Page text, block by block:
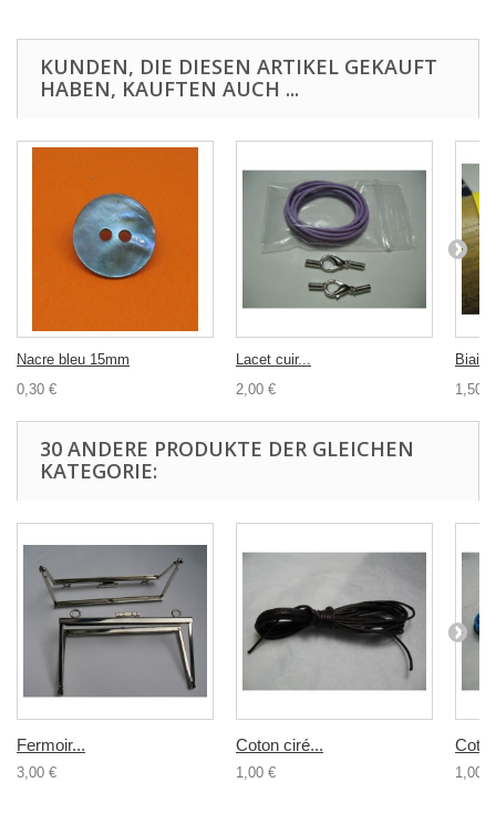
KUNDEN, DIE DIESEN ARTIKEL GEKAUFT
HABEN, KAUFTEN AUCH ...
Nacre bleu 15mm
0,30 €
Lacet cuir...
2,00 €
Biais
1,50 €
30 ANDERE PRODUKTE DER GLEICHEN
KATEGORIE:
Fermoir...
3,00 €
Coton ciré...
1,00 € 1,00 €